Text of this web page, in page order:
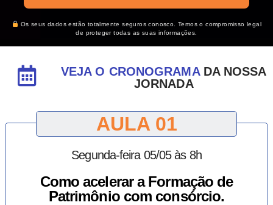
Os seus dados estão totalmente seguros conosco. Temos o compromisso legal
de proteger todas as suas informações.
VEJA O CRONOGRAMADA NOSSA
JORNADA
AULA 01
Segunda-feira 05/05 às 8h
Como acelerar a Formação de
Patrimônio com consórcio.